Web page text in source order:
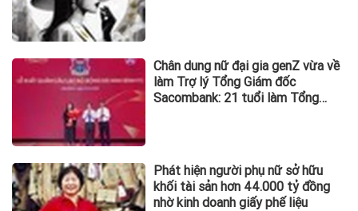
Chân dung nữ đại gia genZ vừa về
làm Trợ lý Tổng Giám đốc
Sacombank: 21 tuổi làm Tổng
Phát hiện người phụ nữ sở hữu
khối tài sản hơn 44.000 tỷ đồng
nhờ kinh doanh giấy phế liệu